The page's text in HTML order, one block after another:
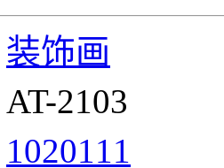
装饰画
2103
1020111